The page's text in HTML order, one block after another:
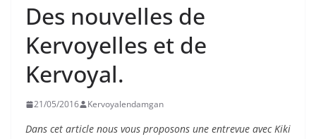
Des nouvelles de
Kervoyelles et de
Kervoyal.
21/05/2016 Kervoyalendamgan
Dans cet article nous vous proposons une entrevue avec Kiki